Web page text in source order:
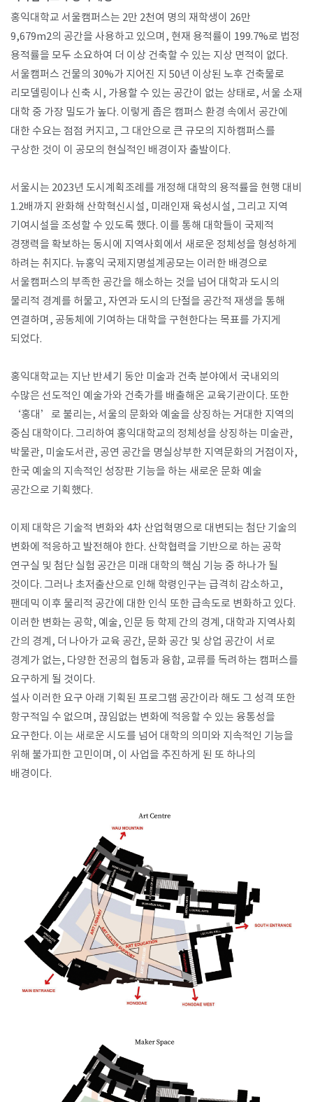
홍익대학교 서울캠퍼스는 2만 2천여 명의 재학생이 26만
9,679m2의 공간을 사용하고 있으며, 현재 용적률이 199.7%로 법정
용적률을 모두 소요하여 더 이상 건축할 수 있는 지상 면적이 없다.
서울캠퍼스 건물의 30%가 지어진 지 50년 이상된 노후 건축물로
리모델링이나 신축 시, 가용할 수 있는 공간이 없는 상태로, 서울 소재
대학 중 가장 밀도가 높다. 이렇게 좁은 캠퍼스 환경 속에서 공간에
대한 수요는 점점 커지고, 그 대안으로 큰 규모의 지하캠퍼스를
구상한 것이 이 공모의 현실적인 배경이자 출발이다.
서울시는 2023년 도시계획조례를 개정해 대학의 용적률을 현행 대비
1.2배까지 완화해 산학혁신시설, 미래인재 육성시설, 그리고 지역
기여시설을 조성할 수 있도록 했다. 이를 통해 대학들이 국제적
경쟁력을 확보하는 동시에 지역사회에서 새로운 정체성을 형성하게
하려는 취지다. 뉴홍익 국제지명설계공모는 이러한 배경으로
서울캠퍼스의 부족한 공간을 해소하는 것을 넘어 대학과 도시의
물리적 경계를 허물고, 자연과 도시의 단절을 공간적 재생을 통해
연결하며, 공동체에 기여하는 대학을 구현한다는 목표를 가지게
되었다.
홍익대학교는 지난 반세기 동안 미술과 건축 분야에서 국내외의
수많은 선도적인 예술가와 건축가를 배출해온 교육기관이다. 또한
‘홍대’로 불리는, 서울의 문화와 예술을 상징하는 거대한 지역의
중심 대학이다. 그리하여 홍익대학교의 정체성을 상징하는 미술관,
박물관, 미술도서관, 공연 공간을 명실상부한 지역문화의 거점이자,
한국 예술의 지속적인 성장판 기능을 하는 새로운 문화 예술
공간으로 기획했다.
이제 대학은 기술적 변화와 4차 산업혁명으로 대변되는 첨단 기술의
변화에 적응하고 발전해야 한다. 산학협력을 기반으로 하는 공학
연구실 및 첨단 실험 공간은 미래 대학의 핵심 기능 중 하나가 될
것이다. 그러나 초저출산으로 인해 학령인구는 급격히 감소하고,
팬데믹 이후 물리적 공간에 대한 인식 또한 급속도로 변화하고 있다.
이러한 변화는 공학, 예술, 인문 등 학제 간의 경계, 대학과 지역사회
간의 경계, 더 나아가 교육 공간, 문화 공간 및 상업 공간이 서로
경계가 없는, 다양한 전공의 협동과 융합, 교류를 독려하는 캠퍼스를
요구하게 될 것이다.
설사 이러한 요구 아래 기획된 프로그램 공간이라 해도 그 성격 또한
항구적일 수 없으며, 끊임없는 변화에 적응할 수 있는 융통성을
요구한다. 이는 새로운 시도를 넘어 대학의 의미와 지속적인 기능을
위해 불가피한 고민이며, 이 사업을 추진하게 된 또 하나의
배경이다.